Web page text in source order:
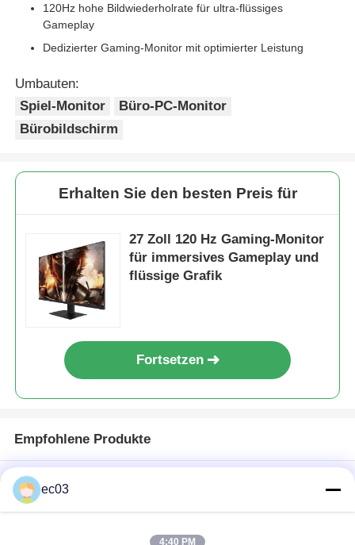
Zu Hause
Produkte
120Hz hohe Bildwiederholrate für ultra-flüssiges
Gameplay
Dedizierter Gaming-Monitor mit optimierter Leistung
Umbauten:
Spiel-Monitor
Büro-PC-Monitor
Bürobildschirm
Erhalten Sie den besten Preis für
27 Zoll 120 Hz Gaming-Monitor
für immersives Gameplay und
flüssige Grafik
Fortsetzen
Empfohlene Produkte
ec03
4:40 PM